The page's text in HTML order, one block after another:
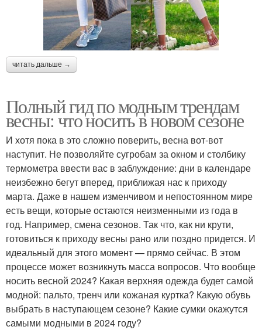
читать дальше →
Полный гид по модным трендам
весны: что носить в новом сезоне
И хотя пока в это сложно поверить, весна вот-вот
наступит. Не позволяйте сугробам за окном и столбику
термометра ввести вас в заблуждение: дни в календаре
неизбежно бегут вперед, приближая нас к приходу
марта. Даже в нашем изменчивом и непостоянном мире
есть вещи, которые остаются неизменными из года в
год. Например, смена сезонов. Так что, как ни крути,
готовиться к приходу весны рано или поздно придется. И
идеальный для этого момент — прямо сейчас. В этом
процессе может возникнуть масса вопросов. Что вообще
носить весной 2024? Какая верхняя одежда будет самой
модной: пальто, тренч или кожаная куртка? Какую обувь
выбрать в наступающем сезоне? Какие сумки окажутся
самыми модными в 2024 году?